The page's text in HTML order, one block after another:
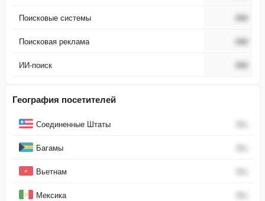
Поисковые системы ###
Поисковая реклама ###
ИИ-поиск ###
География посетителей
СтранаСоединенные Штаты 0%
Багамы 0%
Вьетнам 0%
Мексика 0%